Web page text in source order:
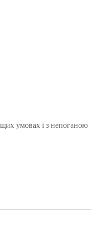
умовах і з непоганою